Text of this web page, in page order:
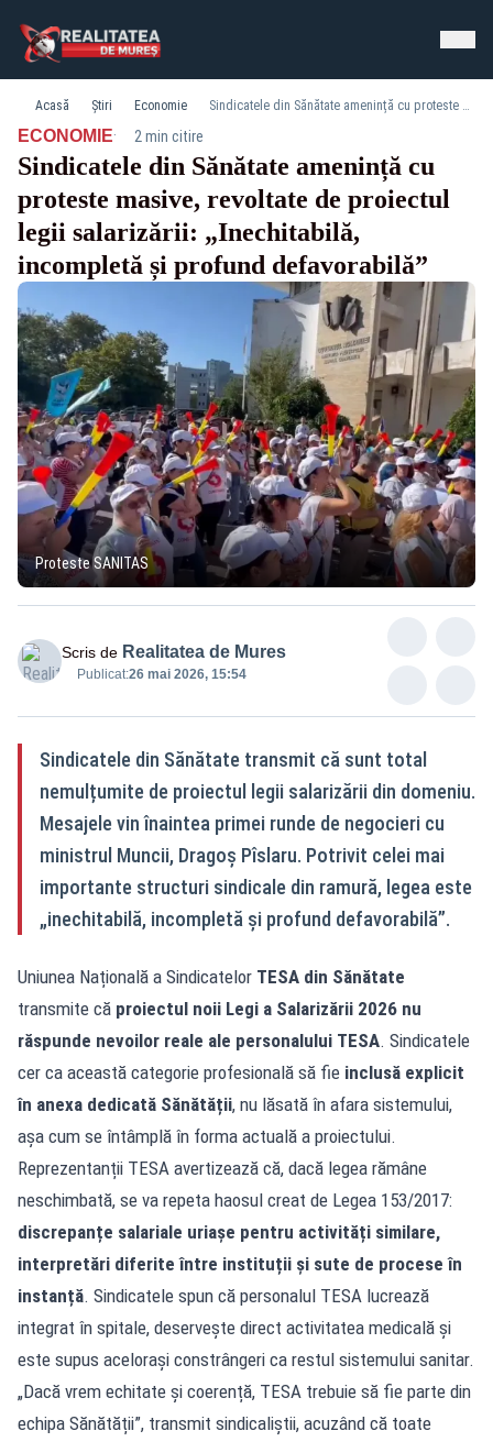
Acasă Știri Economie Sindicatele din Sănătate amenință cu proteste masive, revoltate de proiectul legii salarizării: „Inechitabilă, incompletă și profund defavorabilă”
ECONOMIE· 2 min citire
Sindicatele din Sănătate amenință cu
proteste masive, revoltate de proiectul
legii salarizării: „Inechitabilă,
incompletă și profund defavorabilă”
Proteste SANITAS
Scris de Realitatea de Mures
Publicat:26 mai 2026, 15:54
Sindicatele din Sănătate transmit că sunt total
nemulțumite de proiectul legii salarizării din domeniu.
Mesajele vin înaintea primei runde de negocieri cu
ministrul Muncii, Dragoș Pîslaru. Potrivit celei mai
importante structuri sindicale din ramură, legea este
„inechitabilă, incompletă și profund defavorabilă”.
Uniunea Națională a Sindicatelor TESA din Sănătate
transmite că proiectul noii Legi a Salarizării 2026 nu
răspunde nevoilor reale ale personalului TESA. Sindicatele
cer ca această categorie profesională să fie inclusă explicit
în anexa dedicată Sănătății, nu lăsată în afara sistemului,
așa cum se întâmplă în forma actuală a proiectului.
Reprezentanții TESA avertizează că, dacă legea rămâne
neschimbată, se va repeta haosul creat de Legea 153/2017:
discrepanțe salariale uriașe pentru activități similare,
interpretări diferite între instituții și sute de procese în
instanță. Sindicatele spun că personalul TESA lucrează
integrat în spitale, deservește direct activitatea medicală și
este supus acelorași constrângeri ca restul sistemului sanitar.
„Dacă vrem echitate și coerență, TESA trebuie să fie parte din
echipa Sănătății”, transmit sindicaliștii, acuzând că toate